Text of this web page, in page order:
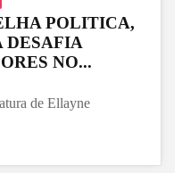
POLITICA,
NO...
de Ellayne